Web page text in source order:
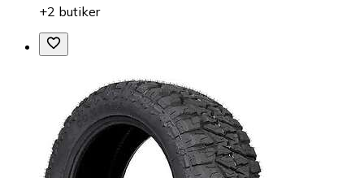
+2 butiker